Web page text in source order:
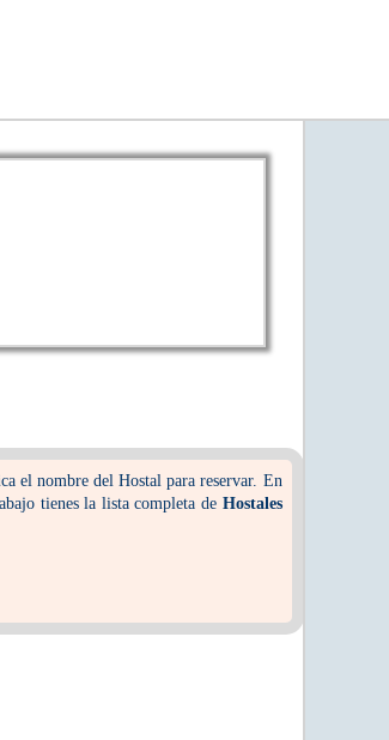
el nombre del Hostal para reservar. En
tienes la lista completa de Hostales